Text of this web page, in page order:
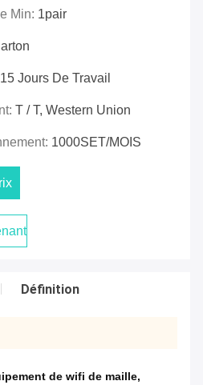
Min: 1pair
Jours De Travail
T / T, Western Union
1000SET/MOIS
Définition
de wifi de maille,